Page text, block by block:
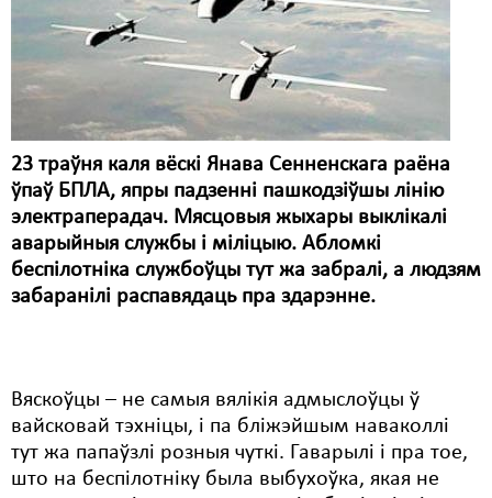
23 траўня каля вёскі Янава Сенненскага раёна
ўпаў БПЛА, япры падзенні пашкодзіўшы лінію
электраперадач. Мясцовыя жыхары выклікалі
аварыйныя службы і міліцыю. Абломкі
беспілотніка службоўцы тут жа забралі, а людзям
забаранілі распавядаць пра здарэнне.
Вяскоўцы – не самыя вялікія адмыслоўцы ў
вайсковай тэхніцы, і па бліжэйшым наваколлі
тут жа папаўзлі розныя чуткі. Гаварылі і пра тое,
што на беспілотніку была выбухоўка, якая не
КПЧ ААН
Культурныя правы
Мігранты
Мірныя сходы
Палітвязьні
Праваабаронцы
Распальваньне варожасьці
Рознае